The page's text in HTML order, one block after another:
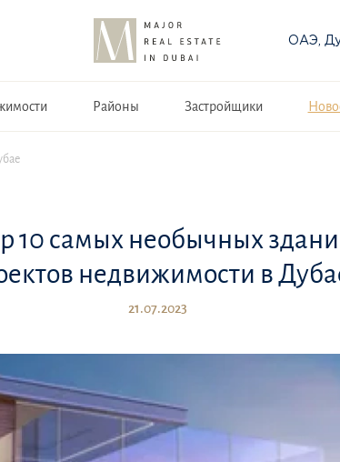
ОАЭ,
Районы Застройщики
10 самых необычных
недвижимости в
21.07.2023